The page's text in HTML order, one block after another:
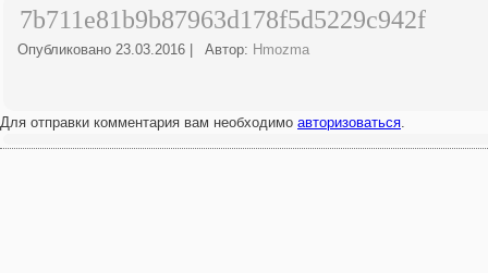
7b711e81b9b87963d178f5d5229c942f
Опубликовано 23.03.2016 Автор: Hmozma
Для отправки комментария вам необходимо авторизоваться.